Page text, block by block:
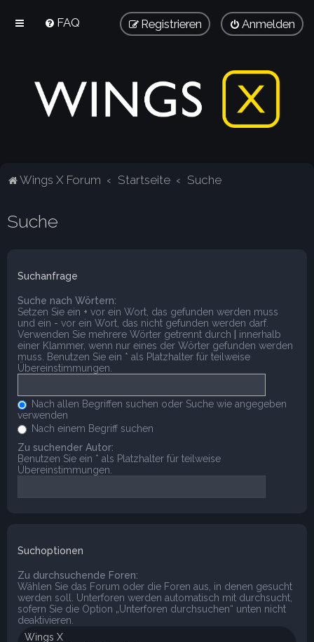
FAQ Anmelden
Registrieren
Wings X Forum Startseite Suche
Suche
Suchanfrage
Suche nach Wörtern:
Setzen Sie ein + vor ein Wort, das gefunden werden muss
und ein - vor ein Wort, das nicht gefunden werden darf.
Verwenden Sie mehrere Wörter getrennt durch
innerhalb
einer Klammer, wenn nur eines der Wörter gefunden werden
muss. Benutzen Sie ein * als Platzhalter für teilweise
Übereinstimmungen.
Nach allen Begriffen suchen oder Suche wie angegeben
verwenden
Nach einem Begriff suchen
Zu suchender Autor:
Benutzen Sie ein * als Platzhalter für teilweise
Übereinstimmungen.
Suchoptionen
Zu durchsuchende Foren:
Wählen Sie das Forum oder die Foren aus, in denen gesucht
werden soll. Unterforen werden automatisch mit durchsucht,
sofern Sie die Option „Unterforen durchsuchen“ unten nicht
deaktivieren.